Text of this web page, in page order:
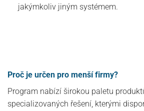
jakýmkoliv jiným systémem.
Proč je určen pro menší firmy?
Program nabízí širokou paletu
specializovaných řešení, kterými